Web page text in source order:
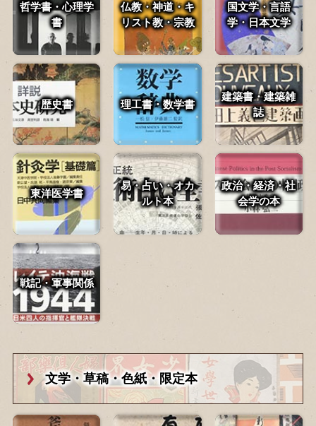
哲学書・心理学
書
仏教・神道・キ
リスト教・宗教
国文学・言語
学・日本文学
歴史書 理工書・数学書
建築書・建築雑
誌
東洋医学書
易・占い・オカ
ルト本
政治・経済・社
会学の本
戦記・軍事関係
文学・草稿・色紙・限定本